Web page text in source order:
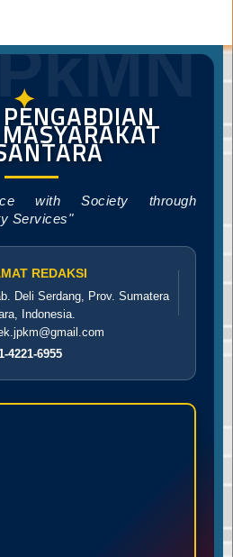
✦
with Society through
Services"
REDAKSI
Deli Serdang, Prov. Sumatera
Indonesia.
4221-6955